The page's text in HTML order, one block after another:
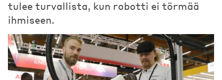
tulee turvallista, kun robotti ei törmää
ihmiseen.